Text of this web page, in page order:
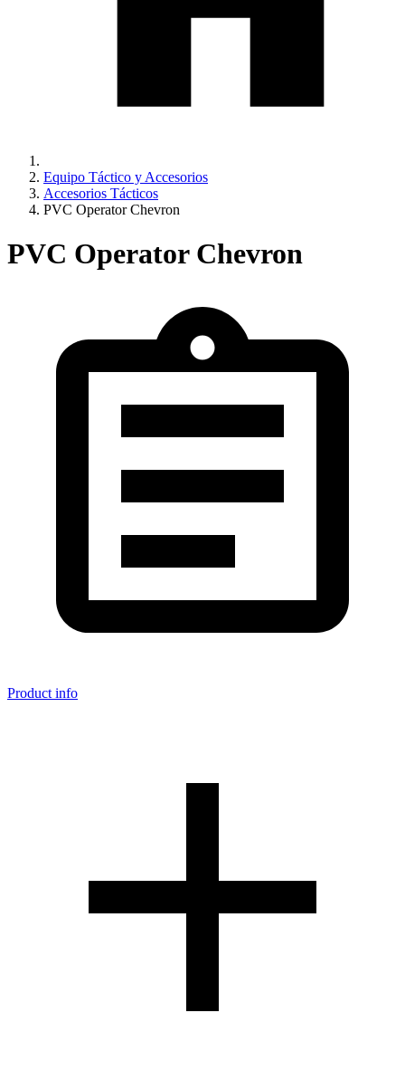
Equipo Táctico y Accesorios
Accesorios Tácticos
PVC Operator Chevron
PVC Operator Chevron
Product info